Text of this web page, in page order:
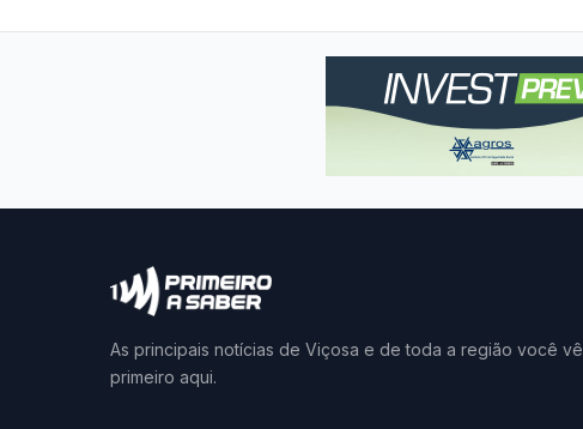
As principais notícias de Viçosa e de toda a região você vê
primeiro aqui.